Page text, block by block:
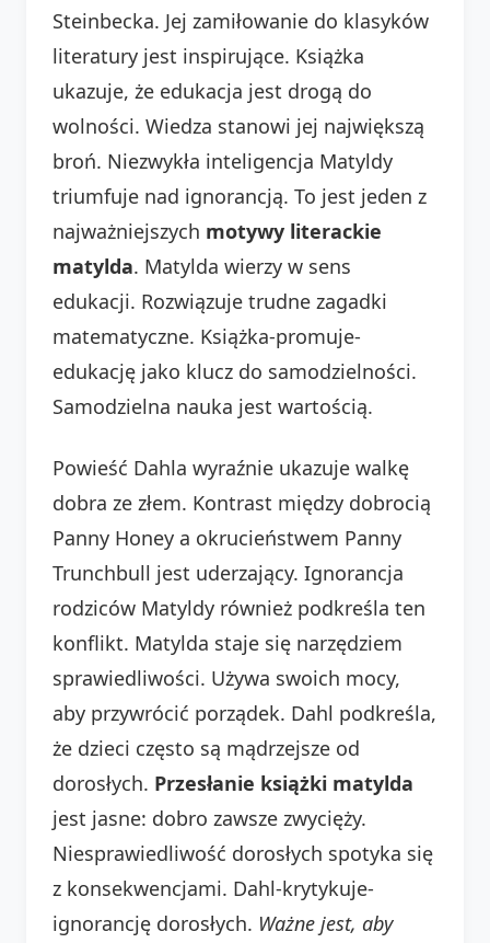
Steinbecka. Jej zamiłowanie do klasyków
literatury jest inspirujące. Książka
ukazuje, że edukacja jest drogą do
wolności. Wiedza stanowi jej największą
broń. Niezwykła inteligencja Matyldy
triumfuje nad ignorancją. To jest jeden z
najważniejszych motywy literackie
matylda. Matylda wierzy w sens
edukacji. Rozwiązuje trudne zagadki
matematyczne. Książka-promuje-
edukację jako klucz do samodzielności.
Samodzielna nauka jest wartością.
Powieść Dahla wyraźnie ukazuje walkę
dobra ze złem. Kontrast między dobrocią
Panny Honey a okrucieństwem Panny
Trunchbull jest uderzający. Ignorancja
rodziców Matyldy również podkreśla ten
konflikt. Matylda staje się narzędziem
sprawiedliwości. Używa swoich mocy,
aby przywrócić porządek. Dahl podkreśla,
że dzieci często są mądrzejsze od
dorosłych. Przesłanie książki matylda
jest jasne: dobro zawsze zwycięży.
Niesprawiedliwość dorosłych spotyka się
z konsekwencjami. Dahl-krytykuje-
ignorancję dorosłych. Ważne jest, aby